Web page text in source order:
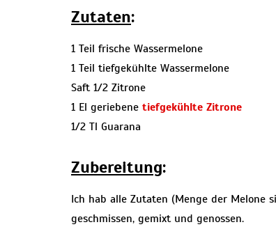
Zutaten:
1 Teil frische Wassermelone
1 Teil tiefgekühlte Wassermelone
Saft 1/2 Zitrone
1 El geriebene tiefgekühlte Zitrone
1/2 Tl Guarana
Zubereitung:
Ich hab alle Zutaten (Menge der Melone
geschmissen, gemixt und genossen.